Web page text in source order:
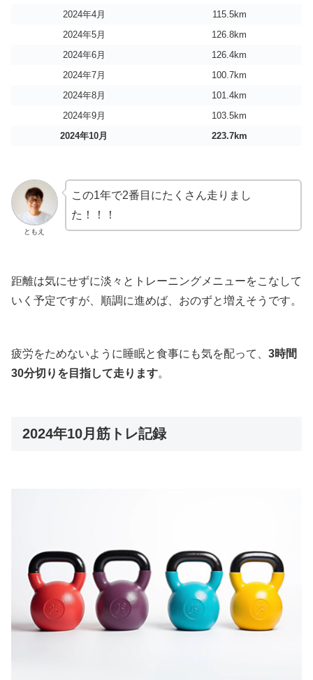
2024年4月
115.5km
2024年5月
126.8km
2024年6月
126.4km
2024年7月
100.7km
2024年8月
101.4km
2024年9月
103.5km
2024年10月
223.7km
ともえ
この1年で2番目にたくさん走りまし
た！！！
距離は気にせずに淡々とトレーニングメニューをこなして
いく予定ですが、順調に進めば、おのずと増えそうです。
疲労をためないように睡眠と食事にも気を配って、 3時間
30分切りを目指して走ります。
2024年10月筋トレ記録